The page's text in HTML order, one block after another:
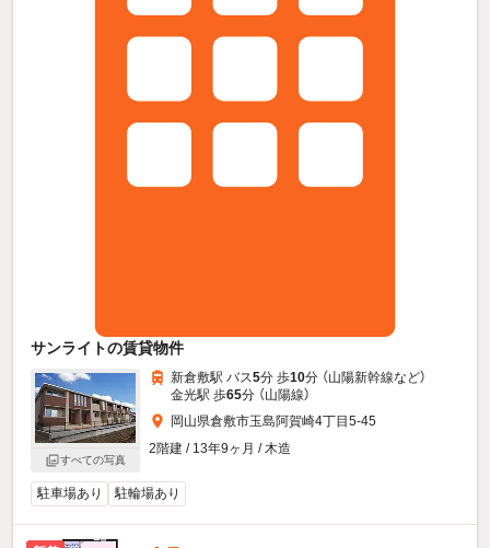
サンライトの賃貸物件
すべての写真
新倉敷駅 バス5分 歩10分 （山陽新幹線など）
金光駅 歩65分 （山陽線）
岡山県倉敷市玉島阿賀崎4丁目5-45
2階建 / 13年9ヶ月 / 木造
駐車場あり 駐輪場あり